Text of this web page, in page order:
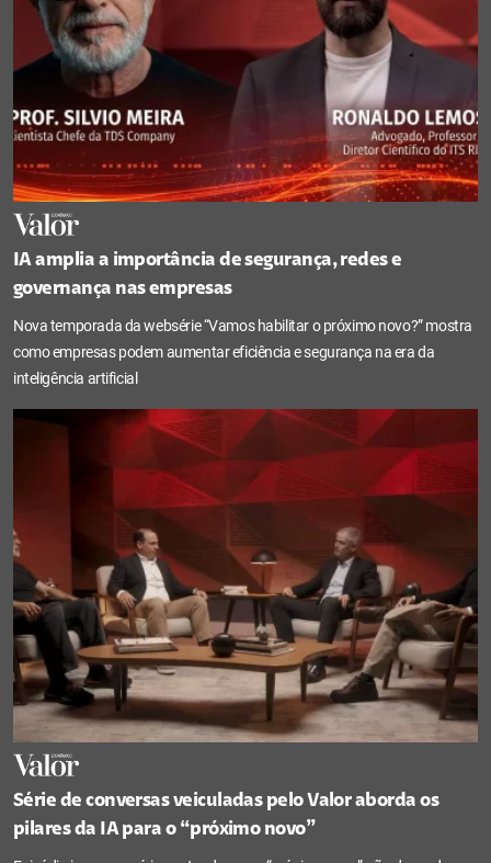
IA amplia a importância de segurança, redes e
governança nas empresas
Nova temporada da websérie “Vamos habilitar o próximo novo?” mostra
como empresas podem aumentar eficiência e segurança na era da
inteligência artificial
Série de conversas veiculadas pelo Valor aborda os
pilares da IA para o “próximo novo”